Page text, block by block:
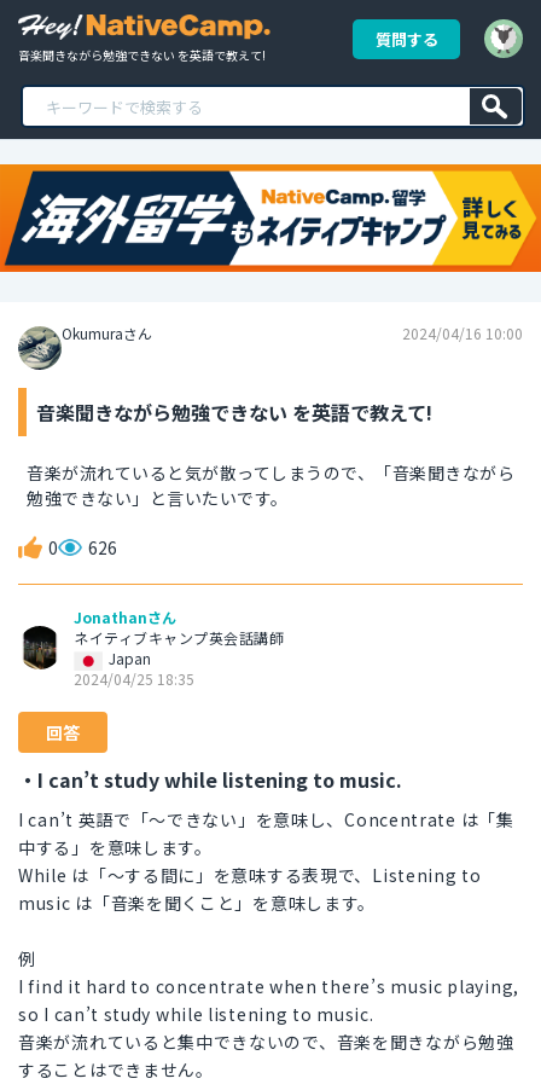
音楽聞きながら勉強できない を英語で教えて!
質問する
Okumuraさん 2024/04/16 10:00
音楽聞きながら勉強できない を英語で教えて!
音楽が流れていると気が散ってしまうので、「音楽聞きながら
勉強できない」と言いたいです。
0 626
Jonathanさん
ネイティブキャンプ英会話講師
Japan
2024/04/25 18:35
回答
・I can’t study while listening to music.
I can’t 英語で「～できない」を意味し、Concentrate は「集
中する」を意味します。
While は「～する間に」を意味する表現で、Listening to
music は「音楽を聞くこと」を意味します。
例
I find it hard to concentrate when there’s music playing,
so I can’t study while listening to music.
音楽が流れていると集中できないので、音楽を聞きながら勉強
することはできません。